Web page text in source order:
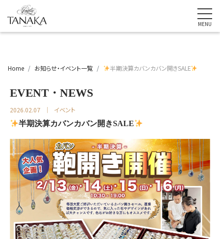
Home お知らせ・イベント一覧 半期決算カバンカバン開きSALE
EVENT・NEWS
2026.02.07 イベント
半期決算カバンカバン開きSALE